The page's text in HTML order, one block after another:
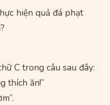
hiện quả đá phạt
C trong câu sau đây:
thích ăn!”